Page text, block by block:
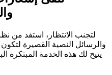
لتجنب الانتظار، استفد من
والرسائل النصية القصيرة
يتيح لك هذه الخدمة المبتكرة